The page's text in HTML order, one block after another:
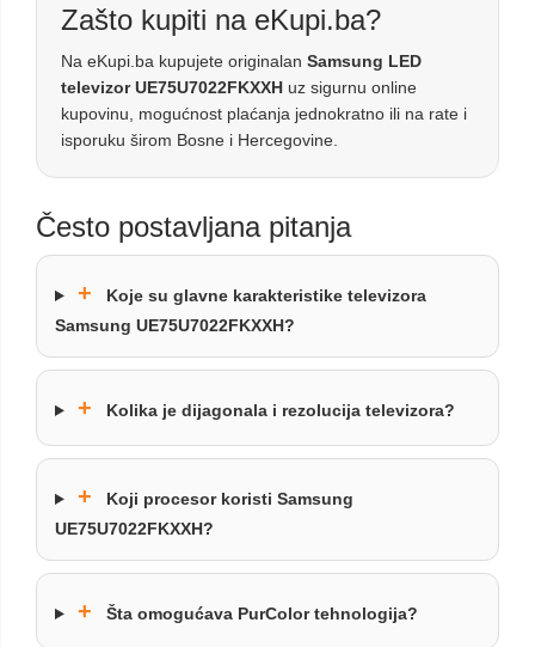
Zašto kupiti na eKupi.ba?
Na eKupi.ba kupujete originalan Samsung LED
televizor UE75U7022FKXXH uz sigurnu online
kupovinu, mogućnost plaćanja jednokratno ili na rate i
isporuku širom Bosne i Hercegovine.
Često postavljana pitanja
+
Koje su glavne karakteristike televizora
Samsung UE75U7022FKXXH?
+ Kolika je dijagonala i rezolucija televizora?
+
Koji procesor koristi Samsung
UE75U7022FKXXH?
+ Šta omogućava PurColor tehnologija?